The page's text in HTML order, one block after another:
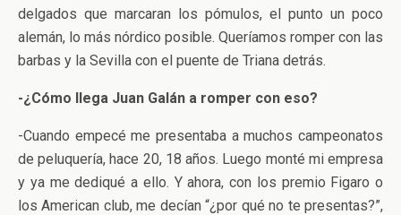
delgados que marcaran los pómulos, el punto un poco
alemán, lo más nórdico posible. Queríamos romper con las
barbas y la Sevilla con el puente de Triana detrás.
-¿Cómo llega Juan Galán a romper con eso?
-Cuando empecé me presentaba a muchos campeonatos
de peluquería, hace 20, 18 años. Luego monté mi empresa
y ya me dediqué a ello. Y ahora, con los premio Figaro o
los American club, me decían “¿por qué no te presentas?”,